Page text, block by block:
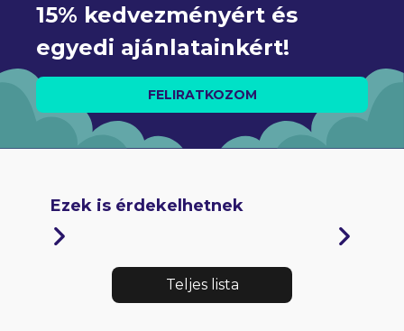
15% kedvezményért és
egyedi ajánlatainkért!
FELIRATKOZOM
Ezek is érdekelhetnek
Teljes lista